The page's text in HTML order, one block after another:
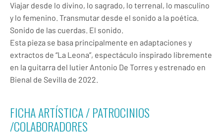
Viajar desde lo divino, lo sagrado, lo terrenal, lo masculino
y lo femenino. Transmutar desde el sonido a la poética.
Sonido de las cuerdas. El sonido.
Esta pieza se basa principalmente en adaptaciones y
extractos de “La Leona”, espectáculo inspirado libremente
en la guitarra del lutier Antonio De Torres y estrenado en
Bienal de Sevilla de 2022.
FICHA ARTÍSTICA / PATROCINIOS
/COLABORADORES